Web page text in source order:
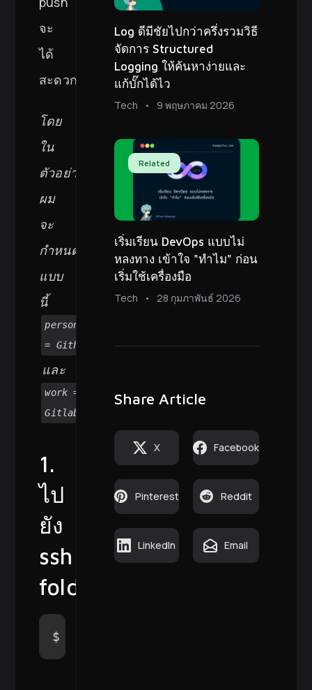
จะ
ได้
สะดวก
โดย
ใน
ตัวอย่าง
ผม
จะ
กำหนด
แบบ
นี้
personal
= Github
และ
work =
Gitlab
1.
ไป
ยัง
ssh
folder
$
Log ดีมีชัยไปกว่าครึ่งรวมวิธี
จัดการ Structured
Logging ให้ค้นหาง่ายและ
แก้บั๊กได้ไว
Tech 9 พฤษภาคม 2026
Related
เริ่มเรียน DevOps แบบไม่
หลงทาง เข้าใจ "ทำไม" ก่อน
เริ่มใช้เครื่องมือ
Tech 28 กุมภาพันธ์ 2026
Share Article
X Facebook
Pinterest Reddit
LinkedIn Email